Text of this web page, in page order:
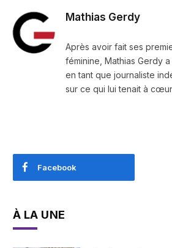
Mathias Gerdy
Après avoir fait ses
féminine, Mathias Gerdy
en tant que journaliste
sur ce qui lui tenait à cœur
Facebook
À LA UNE